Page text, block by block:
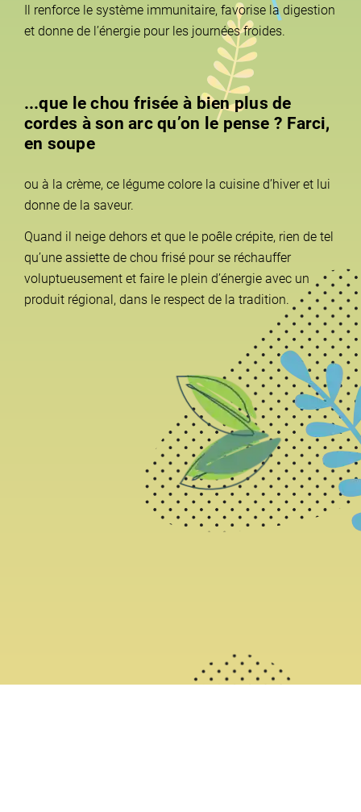
Il renforce le système immunitaire, favorise la digestion
et donne de l’énergie pour les journées froides.
...que le chou frisée à bien plus de
cordes à son arc qu’on le pense ? Farci,
en soupe
ou à la crème, ce légume colore la cuisine d’hiver et lui
donne de la saveur.
Quand il neige dehors et que le poêle crépite, rien de tel
qu’une assiette de chou frisé pour se réchauffer
voluptueusement et faire le plein d’énergie avec un
produit régional, dans le respect de la tradition.